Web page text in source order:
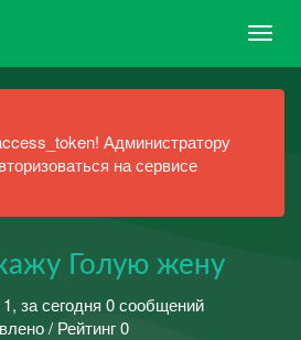
Администратору
на сервисе
Голую жену
1, за сегодня 0 сообщений
/ Рейтинг 0